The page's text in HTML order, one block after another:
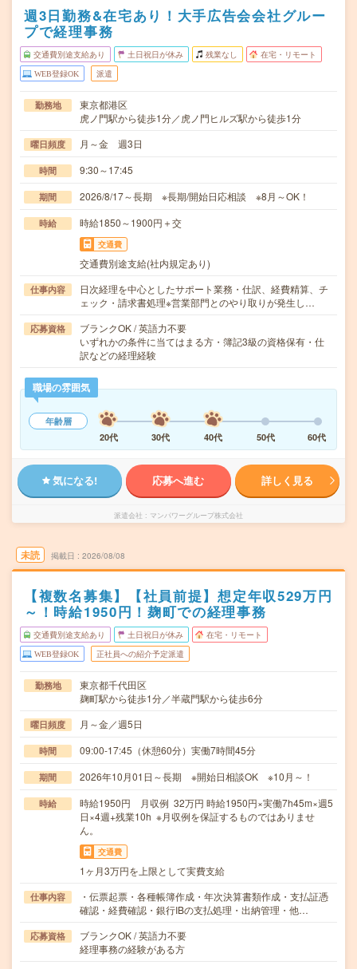
週3日勤務&在宅あり！大手広告会会社グルー
プで経理事務
交通費別途支給あり 土日祝日が休み 残業なし 在宅・リモート
WEB登録OK 派遣
勤務地
東京都港区
虎ノ門駅から徒歩1分／虎ノ門ヒルズ駅から徒歩1分
曜日頻度 月～金 週3日
時間 9:30～17:45
期間 2026/8/17～長期 ※長期/開始日応相談 ※8月～OK！
時給 時給1850～1900円＋交
交通費
交通費別途支給(社内規定あり)
仕事内容
日次経理を中心としたサポート業務・仕訳、経費精算、チ
ェック・請求書処理※営業部門とのやり取りが発生し…
応募資格
ブランクOK / 英語力不要
いずれかの条件に当てはまる方・簿記3級の資格保有・仕
訳などの経理経験
職場の雰囲気
年齢層
20代
30代 40代 50代 60代
気になる! 応募へ進む 詳しく見る
派遣会社 マンパワーグループ株式会社
未読 掲載日 2026/08/08
【複数名募集】【社員前提】想定年収529万円
～！時給1950円！麹町での経理事務
交通費別途支給あり 土日祝日が休み 在宅・リモート
WEB登録OK 正社員への紹介予定派遣
勤務地
東京都千代田区
麹町駅から徒歩1分／半蔵門駅から徒歩6分
曜日頻度 月～金／週5日
時間 09:00-17:45（休憩60分）実働7時間45分
期間 2026年10月01日～長期 ※開始日相談OK ※10月～！
時給
時給1950円 月収例 32万円 時給1950円×実働7h45m×週5
日×4週+残業10h ※月収例を保証するものではありませ
ん。
交通費
1ヶ月3万円を上限として実費支給
仕事内容
・伝票起票・各種帳簿作成・年次決算書類作成・支払証憑
確認・経費確認・銀行IBの支払処理・出納管理・他…
応募資格
ブランクOK / 英語力不要
経理事務の経験がある方